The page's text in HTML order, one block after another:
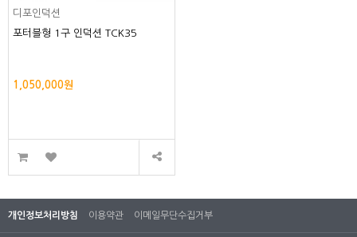
디포인덕션
포터블형 1구 인덕션 TCK35
1,050,000원
개인정보처리방침 이용약관 이메일무단수집거부